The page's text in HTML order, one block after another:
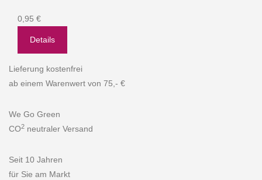
0,95 €
Details
Lieferung kostenfrei
ab einem Warenwert von 75,- €
We Go Green
CO2 neutraler Versand
Seit 10 Jahren
für Sie am Markt